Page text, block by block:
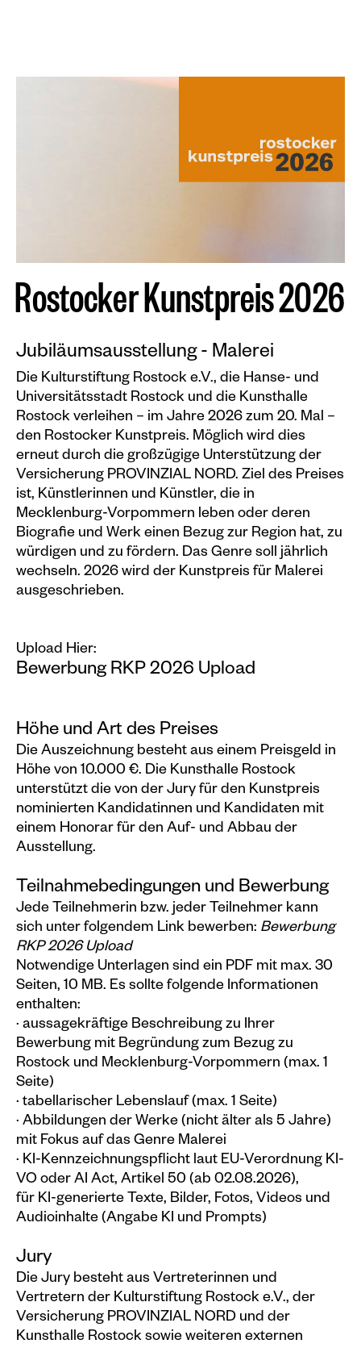
Plakate
RostockerKunstpreis2026
Jubiläumsausstellung - Malerei
Die Kulturstiftung Rostock e.V., die Hanse- und
Universitätsstadt Rostock und die Kunsthalle
Rostock verleihen – im Jahre 2026 zum 20. Mal –
den Rostocker Kunstpreis. Möglich wird dies
erneut durch die großzügige Unterstützung der
Versicherung PROVINZIAL NORD. Ziel des Preises
ist, Künstlerinnen und Künstler, die in
Mecklenburg-Vorpommern leben oder deren
Biografie und Werk einen Bezug zur Region hat, zu
würdigen und zu fördern. Das Genre soll jährlich
wechseln. 2026 wird der Kunstpreis für Malerei
ausgeschrieben.
Upload Hier:
Bewerbung RKP 2026 Upload
Höhe und Art des Preises
Die Auszeichnung besteht aus einem Preisgeld in
Höhe von 10.000 €. Die Kunsthalle Rostock
unterstützt die von der Jury für den Kunstpreis
nominierten Kandidatinnen und Kandidaten mit
einem Honorar für den Auf- und Abbau der
Ausstellung.
Teilnahmebedingungen und Bewerbung
Jede Teilnehmerin bzw. jeder Teilnehmer kann
sich unter folgendem Link bewerben: Bewerbung
RKP 2026 Upload
Notwendige Unterlagen sind ein PDF mit max. 30
Seiten, 10 MB. Es sollte folgende Informationen
enthalten:
· aussagekräftige Beschreibung zu Ihrer
Bewerbung mit Begründung zum Bezug zu
Rostock und Mecklenburg-Vorpommern (max. 1
Seite)
· tabellarischer Lebenslauf (max. 1 Seite)
· Abbildungen der Werke (nicht älter als 5 Jahre)
mit Fokus auf das Genre Malerei
· KI-Kennzeichnungspflicht laut EU-Verordnung KI-
VO oder AI Act, Artikel 50 (ab 02.08.2026),
für KI-generierte Texte, Bilder, Fotos, Videos und
Audioinhalte (Angabe KI und Prompts)
Jury
Die Jury besteht aus Vertreterinnen und
Vertretern der Kulturstiftung Rostock e.V., der
Versicherung PROVINZIAL NORD und der
Kunsthalle Rostock sowie weiteren externen